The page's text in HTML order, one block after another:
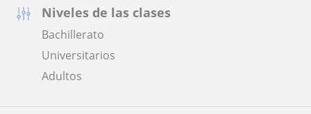
Niveles de las clases
Bachillerato
Universitarios
Adultos